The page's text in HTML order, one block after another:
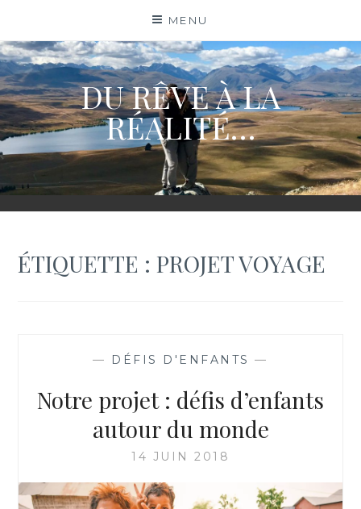
content
MENU
DU RÊVE À LA
RÉALITÉ…
ÉTIQUETTE :PROJET VOYAGE
— DÉFIS D'ENFANTS —
Notre projet : défis d’enfants
autour du monde
14 JUIN 2018